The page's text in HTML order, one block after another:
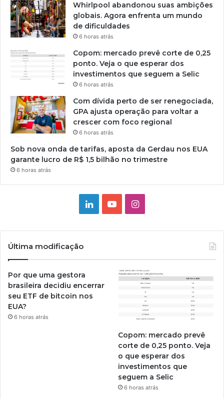
Whirlpool abandonou suas ambições
globais. Agora enfrenta um mundo
de dificuldades
6 horas atrás
Copom: mercado prevê corte de 0,25
ponto. Veja o que esperar dos
investimentos que seguem a Selic
6 horas atrás
Com dívida perto de ser renegociada,
GPA ajusta operação para voltar a
crescer com foco regional
6 horas atrás
Sob nova onda de tarifas, aposta da Gerdau nos EUA
garante lucro de R$ 1,5 bilhão no trimestre
6 horas atrás
LinkedinYouTubeInstagram
Última modificação
Por que uma gestora
brasileira decidiu encerrar
seu ETF de bitcoin nos
EUA?
6 horas atrás
Copom: mercado prevê
corte de 0,25 ponto. Veja
o que esperar dos
investimentos que
seguem a Selic
6 horas atrás